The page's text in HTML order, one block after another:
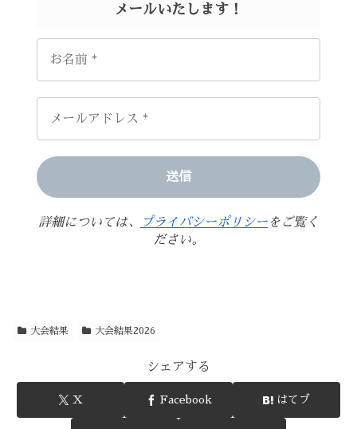
メールいたします！
詳細については、 プライバシーポリシー をご覧く
ださい。
大会結果 大会結果2026
シェアする
X Facebook はてブ